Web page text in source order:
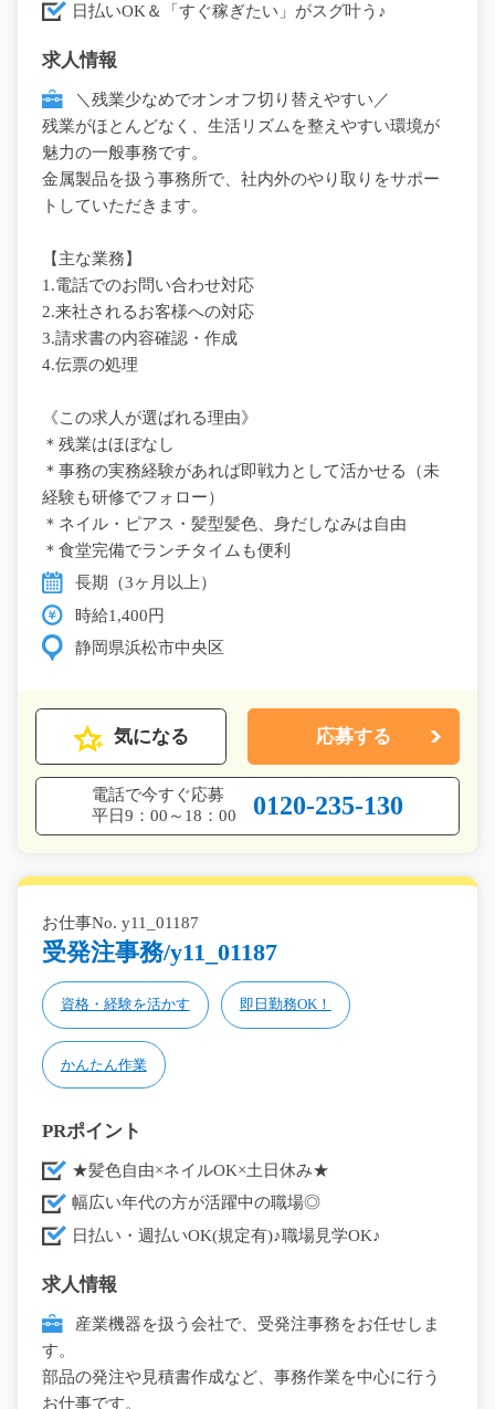
日払いOK＆「すぐ稼ぎたい」がスグ叶う♪
求人情報
＼残業少なめでオンオフ切り替えやすい／
残業がほとんどなく、生活リズムを整えやすい環境が
魅力の一般事務です。
金属製品を扱う事務所で、社内外のやり取りをサポー
トしていただきます。
【主な業務】
1.電話でのお問い合わせ対応
2.来社されるお客様への対応
3.請求書の内容確認・作成
4.伝票の処理
《この求人が選ばれる理由》
＊残業はほぼなし
＊事務の実務経験があれば即戦力として活かせる（未
経験も研修でフォロー）
＊ネイル・ピアス・髪型髪色、身だしなみは自由
＊食堂完備でランチタイムも便利
長期（3ヶ月以上）
時給1,400円
静岡県浜松市中央区
気になる 応募する
電話で今すぐ応募
平日9：00～18：00
0120-235-130
お仕事No. y11_01187
受発注事務/y11_01187
資格・経験を活かす 即日勤務OK！
かんたん作業
PRポイント
★髪色自由×ネイルOK×土日休み★
幅広い年代の方が活躍中の職場◎
日払い・週払いOK(規定有)♪職場見学OK♪
求人情報
産業機器を扱う会社で、受発注事務をお任せしま
す。
部品の発注や見積書作成など、事務作業を中心に行う
お仕事です。